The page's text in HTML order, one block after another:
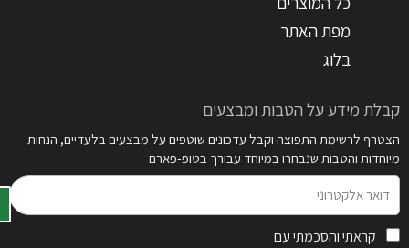
מפת האתר
בלוג
קבלת מידע על הטבות ומבצעים
הצטרף לרשימת התפוצה וקבל עדכונים שוטפים על מבצעים בלעדיים, הנחות
מיוחדות והטבות שנבחרו במיוחד עבורך בטופ-פארם
אלקטרוני
קראתי והסכמתי עם